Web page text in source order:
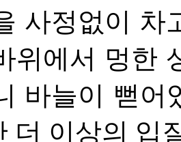
사정없이 차
위에서 멍한
바늘이 뻗어
더 이상의 입